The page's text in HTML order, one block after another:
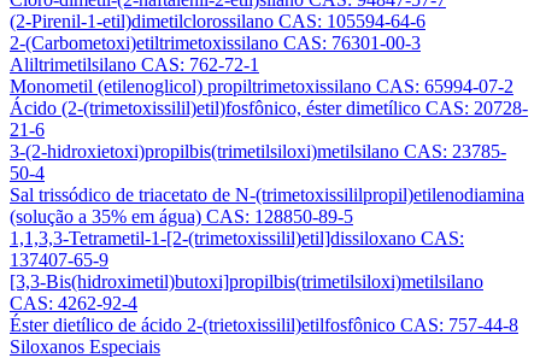
(2-Pirenil-1-etil)dimetilclorossilano CAS: 105594-64-6
2-(Carbometoxi)etiltrimetoxissilano CAS: 76301-00-3
Aliltrimetilsilano CAS: 762-72-1
Monometil (etilenoglicol) propiltrimetoxissilano CAS: 65994-07-2
Ácido (2-(trimetoxissilil)etil)fosfônico, éster dimetílico CAS: 20728-
21-6
3-(2-hidroxietoxi)propilbis(trimetilsiloxi)metilsilano CAS: 23785-
50-4
Sal trissódico de triacetato de N-(trimetoxissililpropil)etilenodiamina
(solução a 35% em água) CAS: 128850-89-5
1,1,3,3-Tetrametil-1-[2-(trimetoxissilil)etil]dissiloxano CAS:
137407-65-9
[3,3-Bis(hidroximetil)butoxi]propilbis(trimetilsiloxi)metilsilano
CAS: 4262-92-4
Éster dietílico de ácido 2-(trietoxissilil)etilfosfônico CAS: 757-44-8
Siloxanos Especiais